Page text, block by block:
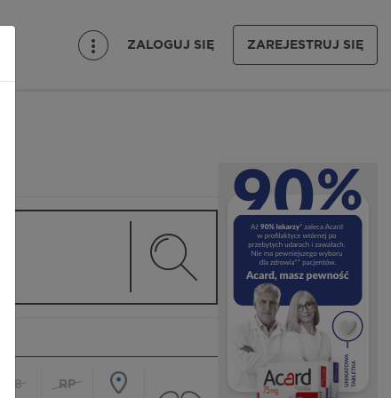
ZALOGUJ SIĘ ZAREJESTRUJ SIĘ
18
RP